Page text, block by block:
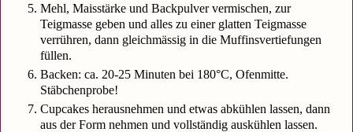
Mehl, Maisstärke und Backpulver vermischen, zur
Teigmasse geben und alles zu einer glatten Teigmasse
verrühren, dann gleichmässig in die Muffinsvertiefungen
füllen.
Backen: ca. 20-25 Minuten bei 180°C, Ofenmitte.
Stäbchenprobe!
Cupcakes herausnehmen und etwas abkühlen lassen, dann
aus der Form nehmen und vollständig auskühlen lassen.